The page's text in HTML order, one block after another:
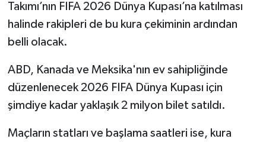
Takımı’nın FIFA 2026 Dünya Kupası’na katılması
halinde rakipleri de bu kura çekiminin ardından
belli olacak.
ABD, Kanada ve Meksika'nın ev sahipliğinde
düzenlenecek 2026 FIFA Dünya Kupası için
şimdiye kadar yaklaşık 2 milyon bilet satıldı.
Maçların statları ve başlama saatleri ise, kura